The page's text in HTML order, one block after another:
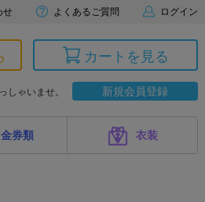
せ よくあるご質問 ログイン
カートを見る
しゃいませ。 新規会員登録
金券類 衣装